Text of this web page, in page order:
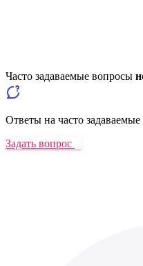
Часто задаваемые вопросы
Ответы на часто
Задать вопрос